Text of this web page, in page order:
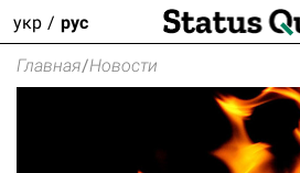
укр рус
Главная/Новости